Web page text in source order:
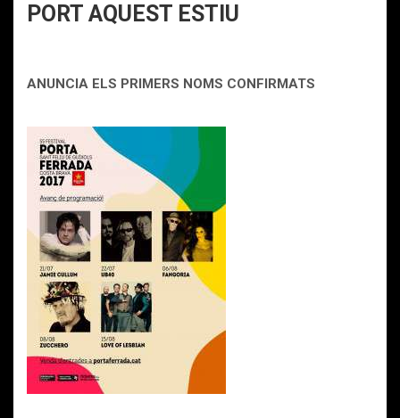
PORT AQUEST ESTIU
ANUNCIA ELS PRIMERS NOMS CONFIRMATS